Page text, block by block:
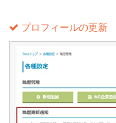
プロフィールの更新